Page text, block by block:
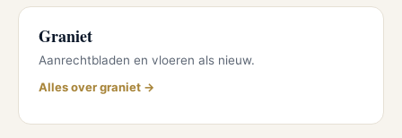
Graniet
Aanrechtbladen en vloeren als nieuw.
Alles over graniet →